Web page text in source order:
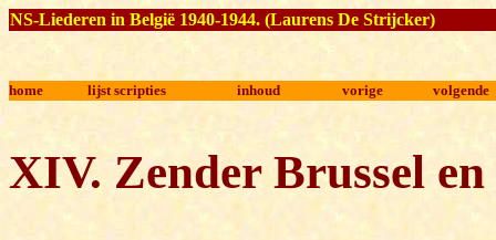
NS-Liederen in België 1940-1944. (Laurens De Strijcker)
home lijst scripties inhoud vorige volgende
XIV. Zender Brussel